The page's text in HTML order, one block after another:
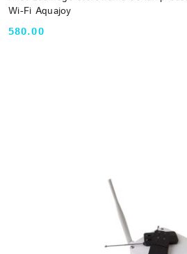
Wi-Fi Aquajoy
Cena:
580.00